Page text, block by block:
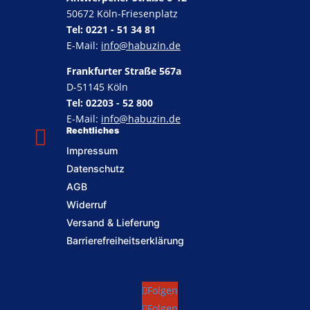
 Rechtliches
Impressum
Datenschutz
AGB
Widerruf
Versand & Lieferung
Barrierefreiheitserklärung
50672 Köln-Friesenplatz
Tel: 0221 - 51 34 81
E-Mail: info@habuzin.de
Frankfurter Straße 567a
D-51145 Köln
Tel: 02203 - 52 800
E-Mail: info@habuzin.de
Folgen